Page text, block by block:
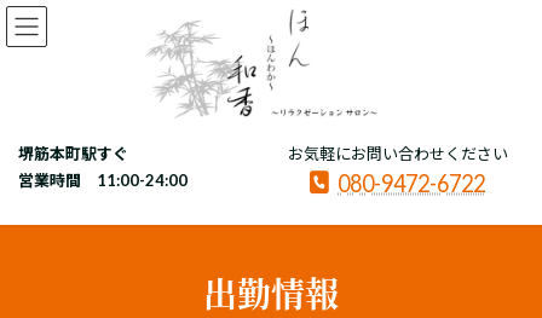
コ
ン
プ
ナ
ビ
動
堺筋本町駅すぐ
営業時間 11:00-24:00
お気軽にお問い合わせください
080-9472-6722
出勤情報